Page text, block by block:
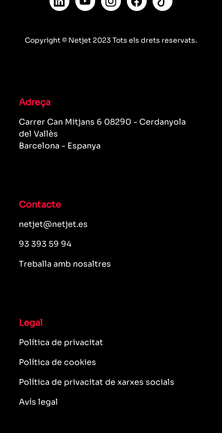
Copyright © Netjet 2023 Tots els drets reservats.
Adreça
Carrer Can Mitjans 6 08290 - Cerdanyola
del Vallès
Barcelona - Espanya
Contacte
netjet@netjet.es
93 393 59 94
Treballa amb nosaltres
Legal
Política de privacitat
Política de cookies
Política de privacitat de xarxes socials
Avís legal